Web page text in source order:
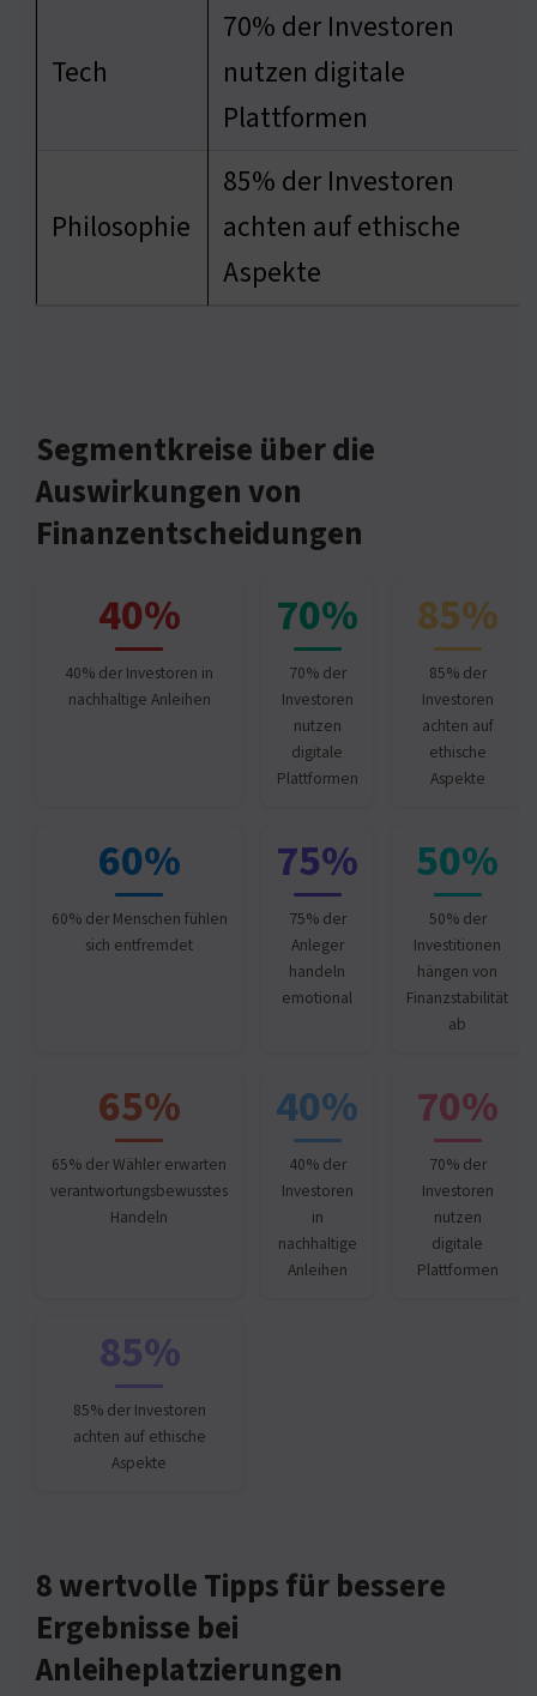
Tech
70% der Investoren
nutzen digitale
Plattformen
Philosophie
85% der Investoren
achten auf ethische
Aspekte
Segmentkreise über die
Auswirkungen von
Finanzentscheidungen
40%
40% der Investoren in
nachhaltige Anleihen
70%
70% der
Investoren
nutzen
digitale
Plattformen
85%
85% der
Investoren
achten auf
ethische
Aspekte
60%
60% der Menschen fühlen
sich entfremdet
75%
75% der
Anleger
handeln
emotional
50%
50% der
Investitionen
hängen von
Finanzstabilität
ab
65%
65% der Wähler erwarten
verantwortungsbewusstes
Handeln
40%
40% der
Investoren
in
nachhaltige
Anleihen
70%
70% der
Investoren
nutzen
digitale
Plattformen
85%
85% der Investoren
achten auf ethische
Aspekte
8 wertvolle Tipps für bessere
Ergebnisse bei
Anleiheplatzierungen